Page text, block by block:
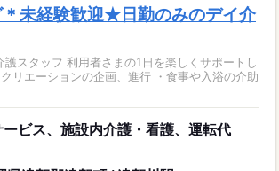
未経験歓迎★日勤のみのデイ介
護スタッフ 利用者さまの1日を楽しくサポートし
リエーションの企画、進行 ・食事や入浴の介助
ービス、施設内介護・看護、運転代